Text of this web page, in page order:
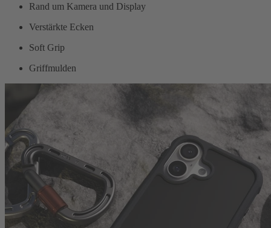
Rand um Kamera und Display
Verstärkte Ecken
Soft Grip
Griffmulden